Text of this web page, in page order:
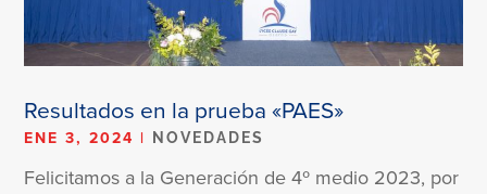
Resultados en la prueba «PAES»
ENE 3, 2024 | NOVEDADES
Felicitamos a la Generación de 4º medio 2023, por